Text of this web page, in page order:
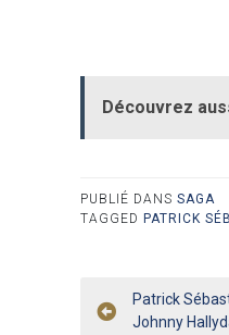
Découvrez
PUBLIÉ DANS SAGA
TAGGED PATRICK
Patrick
Johnny